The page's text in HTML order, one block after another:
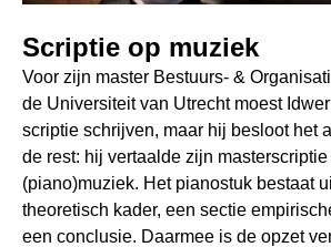
Scriptie op muziek
Voor zijn master Bestuurs- &
de Universiteit van Utrecht moest
scriptie schrijven, maar hij besloot het
de rest: hij vertaalde zijn
(piano)muziek. Het pianostuk bestaat
theoretisch kader, een sectie
een conclusie. Daarmee is de opzet